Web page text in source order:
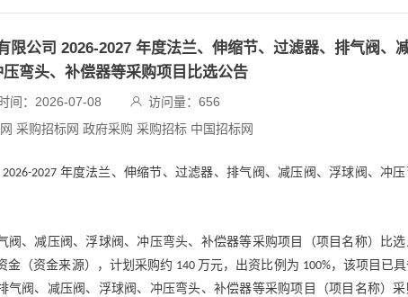
公司 2026-2027 年度法兰、伸缩节、过滤器、排气阀、减
弯头、补偿器等采购项目比选公告
间：2026-07-08 访问量：656
采购招标网 政府采购 采购招标 中国招标网
2026-2027 年度法兰、伸缩节、过滤器、排气阀、减压阀、浮球阀、冲
阀、减压阀、浮球阀、冲压弯头、补偿器等采购项目（项目名称）比选
金（资金来源），计划采购约 140 万元，出资比例为 100%，该项目已
气阀、减压阀、浮球阀、冲压弯头、补偿器等采购项目（项目名称）